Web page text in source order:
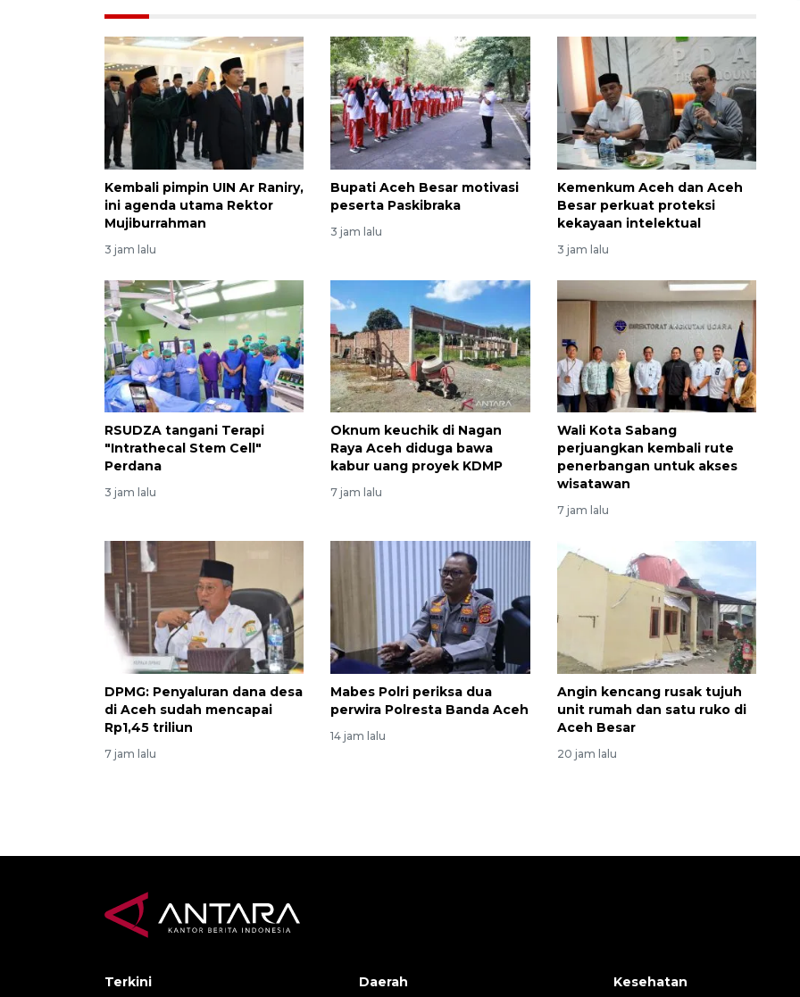
Kembali pimpin UIN Ar Raniry,
ini agenda utama Rektor
Mujiburrahman
3 jam lalu
Bupati Aceh Besar motivasi
peserta Paskibraka
3 jam lalu
Kemenkum Aceh dan Aceh
Besar perkuat proteksi
kekayaan intelektual
3 jam lalu
RSUDZA tangani Terapi
"Intrathecal Stem Cell"
Perdana
3 jam lalu
Oknum keuchik di Nagan
Raya Aceh diduga bawa
kabur uang proyek KDMP
7 jam lalu
Wali Kota Sabang
perjuangkan kembali rute
penerbangan untuk akses
wisatawan
7 jam lalu
DPMG: Penyaluran dana desa
di Aceh sudah mencapai
Rp1,45 triliun
7 jam lalu
Mabes Polri periksa dua
perwira Polresta Banda Aceh
14 jam lalu
Angin kencang rusak tujuh
unit rumah dan satu ruko di
Aceh Besar
20 jam lalu
Ekonomi triwulan II-2026
tumbuh 5,29 persen
2026-08-06 18:45:00
Terkini Daerah Kesehatan